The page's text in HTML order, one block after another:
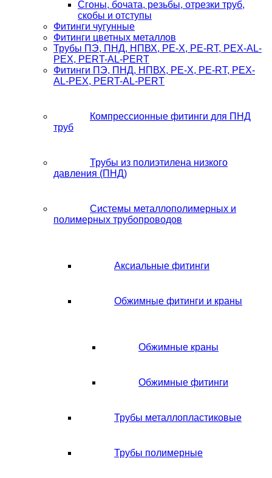
Сгоны, бочата, резьбы, отрезки труб,
скобы и отступы
Фитинги чугунные
Фитинги цветных металлов
Трубы ПЭ, ПНД, НПВХ, PE-X, PE-RT, PEX-AL-
PEX, PERT-AL-PERT
Фитинги ПЭ, ПНД, НПВХ, PE-X, PE-RT, PEX-
AL-PEX, PERT-AL-PERT
Компрессионные фитинги для ПНД
труб
Трубы из полиэтилена низкого
давления (ПНД)
Системы металлополимерных и
полимерных трубопроводов
Аксиальные фитинги
Обжимные фитинги и краны
Обжимные краны
Обжимные фитинги
Трубы металлопластиковые
Трубы полимерные